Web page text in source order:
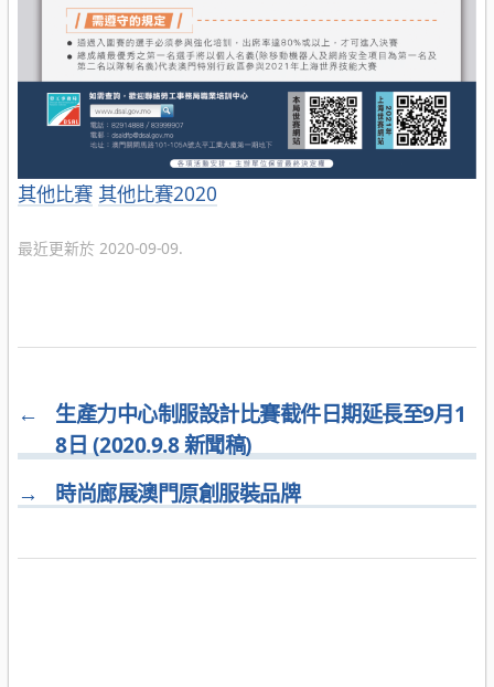
分
其他比賽 其他比賽2020
最近更新於 2020-09-09.
←
生產力中心制服設計比賽截件日期延長至9月1
8日 (2020.9.8 新聞稿)
→
時尚廊展澳門原創服裝品牌